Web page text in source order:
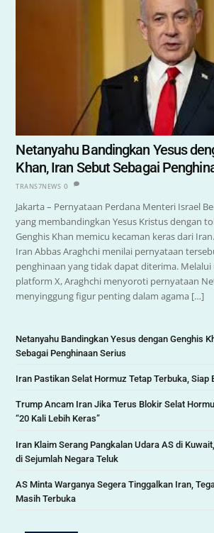
Netanyahu Bandingkan Yesus
Khan, Iran Sebut Sebagai
TRANS7NEWS 0
Jakarta – Pernyataan Perdana Menteri Israel
yang membandingkan Yesus Kristus dengan
Genghis Khan memicu kecaman keras dari
Iran Abbas Araghchi menilai pernyataan
penghinaan yang tidak dapat diterima. Melalui
platform X, Araghchi menyoroti pernyataan
menyinggung figur penting dalam agama […]
Netanyahu Bandingkan Yesus dengan Genghis
Sebagai Penghinaan Serius
Iran Pastikan Selat Hormuz Tetap Terbuka, Siap
Trump Ancam Iran Jika Terus Blokir Selat
“20 Kali Lebih Keras”
Iran Klaim Serang Pangkalan Udara AS di
di Sejumlah Negara Teluk
AS Minta Warganya Segera Tinggalkan Iran,
Masih Terbuka